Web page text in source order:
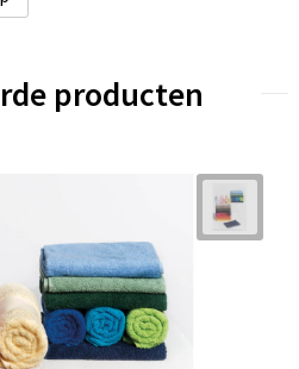
producten